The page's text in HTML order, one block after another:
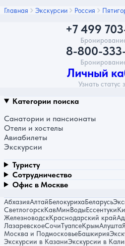
Главная Экскурсии Россия
+7 499
8-800-
Личный
Узнать статус
Категории поиска
Санатории и пансионаты
Отели и хостелы
Авиабилеты
Экскурсии
Туристу
Сотрудничество
Офис в Москве
АбхазияАлтайБелокурихаБеларусь
СветлогорскКавМинВодыЕссентуки
ЖелезноводскКраснодарский край
ЛазаревскоеСочиТуапсеКрымАлушта
Москва и ПодмосковьеБашкирия
Экскурсии в КазаниЭкскурсии в